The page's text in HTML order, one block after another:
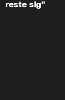
reste sig”